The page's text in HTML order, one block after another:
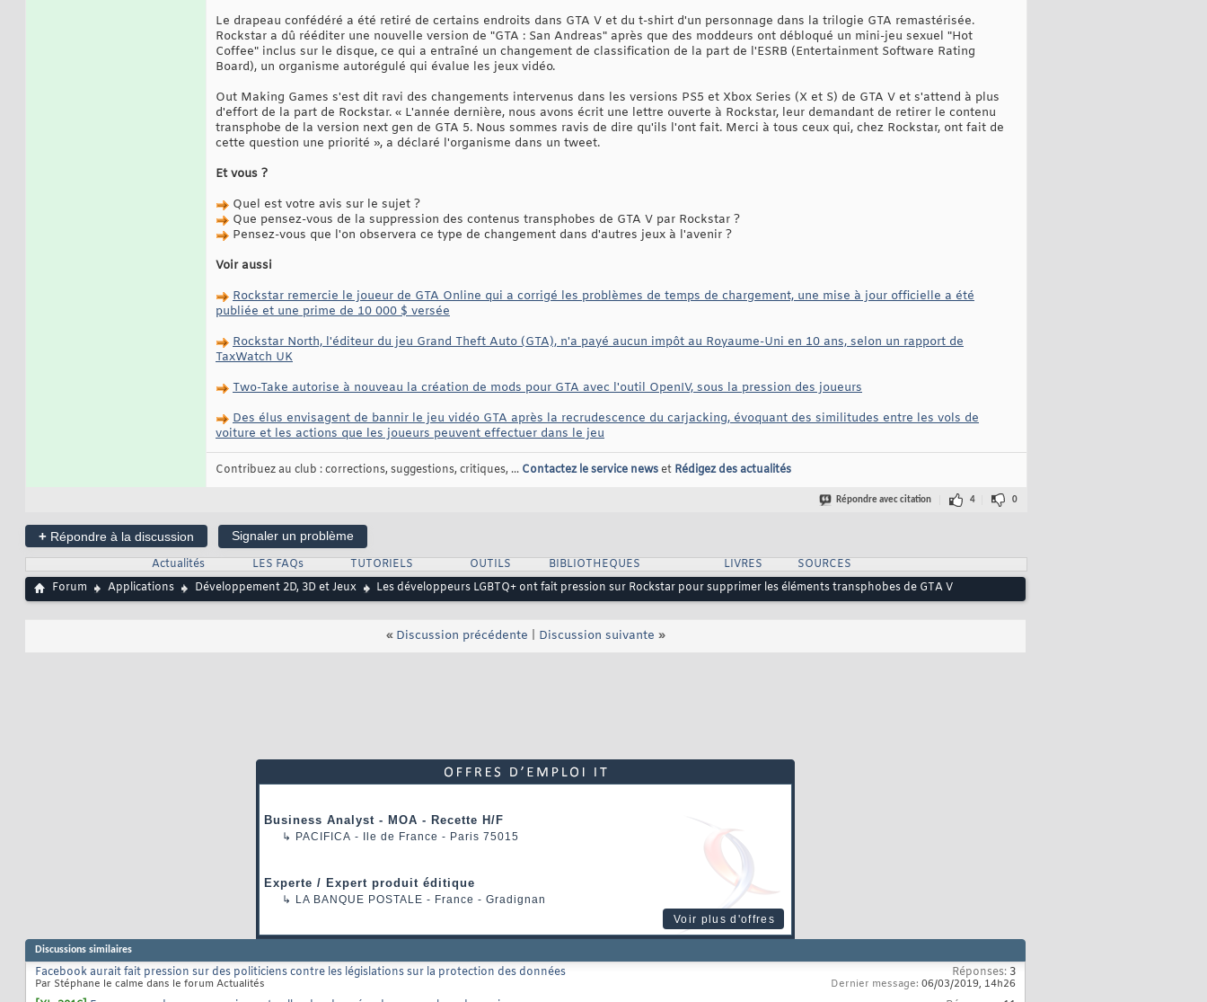
Le drapeau confédéré a été retiré de certains endroits dans GTA V et du t-shirt d'un personnage dans la trilogie GTA remastérisée.
Rockstar a dû rééditer une nouvelle version de "GTA : San Andreas" après que des moddeurs ont débloqué un mini-jeu sexuel "Hot
Coffee" inclus sur le disque, ce qui a entraîné un changement de classification de la part de l'ESRB (Entertainment Software Rating
Board), un organisme autorégulé qui évalue les jeux vidéo.
Out Making Games s'est dit ravi des changements intervenus dans les versions PS5 et Xbox Series (X et S) de GTA V et s'attend à plus
d'effort de la part de Rockstar. « L'année dernière, nous avons écrit une lettre ouverte à Rockstar, leur demandant de retirer le contenu
transphobe de la version next gen de GTA 5. Nous sommes ravis de dire qu'ils l'ont fait. Merci à tous ceux qui, chez Rockstar, ont fait de
cette question une priorité », a déclaré l'organisme dans un tweet.
Et vous ?
Quel est votre avis sur le sujet ?
Que pensez-vous de la suppression des contenus transphobes de GTA V par Rockstar ?
Pensez-vous que l'on observera ce type de changement dans d'autres jeux à l'avenir ?
Voir aussi
Rockstar remercie le joueur de GTA Online qui a corrigé les problèmes de temps de chargement, une mise à jour officielle a été
publiée et une prime de 10 000 $ versée
Rockstar North, l'éditeur du jeu Grand Theft Auto (GTA), n'a payé aucun impôt au Royaume-Uni en 10 ans, selon un rapport de
TaxWatch UK
Two-Take autorise à nouveau la création de mods pour GTA avec l'outil OpenIV, sous la pression des joueurs
Des élus envisagent de bannir le jeu vidéo GTA après la recrudescence du carjacking, évoquant des similitudes entre les vols de
voiture et les actions que les joueurs peuvent effectuer dans le jeu
Contribuez au club : corrections, suggestions, critiques, ... Contactez le service newset Rédigez des actualités
Répondre avec citation 4 0
+ Répondre à la discussion
Signaler un problème
Actualités
LES FAQs TUTORIELS OUTILS BIBLIOTHEQUES LIVRES
SOURCES
Forum
Applications Développement 2D, 3D et Jeux Les développeurs LGBTQ+ ont fait pression sur Rockstar pour supprimer les éléments transphobes de GTA V
« Discussion précédente Discussion suivante »
Business Analyst - MOA - Recette H/F
↳ PACIFICA - Ile de France - Paris 75015
Experte / Expert produit éditique
↳ LA BANQUE POSTALE - France - Gradignan
Voir plus d'offres
Discussions similaires
Facebook aurait fait pression sur des politiciens contre les législations sur la protection des données
Par Stéphane le calme dans le forum Actualités
Réponses: 3
Dernier message: 06/03/2019, 14h26